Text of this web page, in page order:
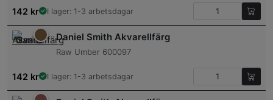
142 kr I lager: 1-3 arbetsdagar
Daniel Smith Akvarellfärg
Raw Umber 600097
142 kr I lager: 1-3 arbetsdagar